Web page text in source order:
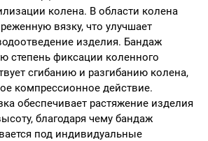
колена. В области колена
вязку, что улучшает
изделия. Бандаж
степень фиксации коленного
сгибанию и разгибанию колена,
компрессионное действие.
обеспечивает растяжение изделия
благодаря чему бандаж
под индивидуальные